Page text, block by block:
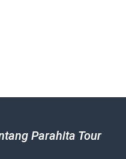
Parahita Tour